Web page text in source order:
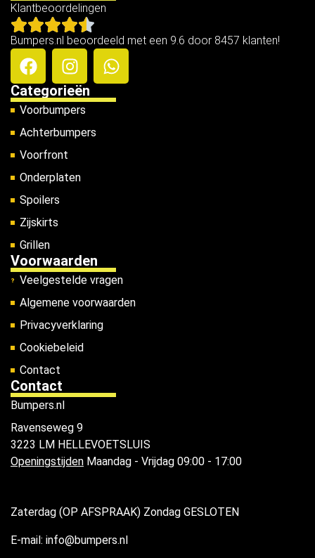
Klantbeoordelingen
Bumpers.nl beoordeeld met een 9.6 door 8457 klanten!
Categorieën
Voorbumpers
Achterbumpers
Voorfront
Onderplaten
Spoilers
Zijskirts
Grillen
Voorwaarden
Veelgestelde vragen
Algemene voorwaarden
Privacyverklaring
Cookiebeleid
Contact
Contact
Bumpers.nl
Ravenseweg 9
3223 LM HELLEVOETSLUIS
Openingstijden Maandag - Vrijdag 09:00 - 17:00
Zaterdag (OP AFSPRAAK) Zondag GESLOTEN
E-mail: info@bumpers.nl